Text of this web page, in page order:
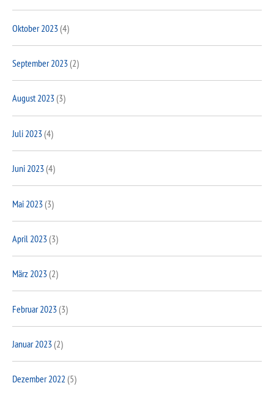
Oktober 2023(4)
September 2023(2)
August 2023(3)
Juli 2023(4)
Juni 2023(4)
Mai 2023(3)
April 2023(3)
März 2023(2)
Februar 2023(3)
Januar 2023(2)
Dezember 2022 (5)